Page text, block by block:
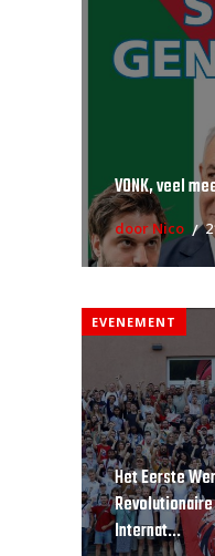
VONK, veel
door Nico
EVENEMENT
Het Eerste
Internat...